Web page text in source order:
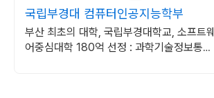
국립부경대 컴퓨터인공지능학부
부산 최초의 대학, 국립부경대학교, 소프트웨
어중심대학 180억 선정 : 과학기술정보통신